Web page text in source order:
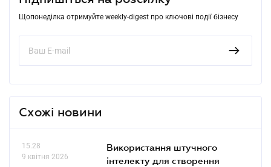
Щопонеділка отримуйте weekly-digest про ключові події бізнесу
Схожі новини
15.28
9 квітня 2026
Використання штучного
інтелекту для створення